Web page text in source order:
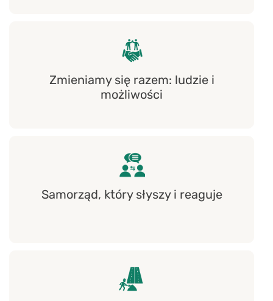
Zmieniamy się razem: ludzie i
możliwości
Samorząd, który słyszy i reaguje